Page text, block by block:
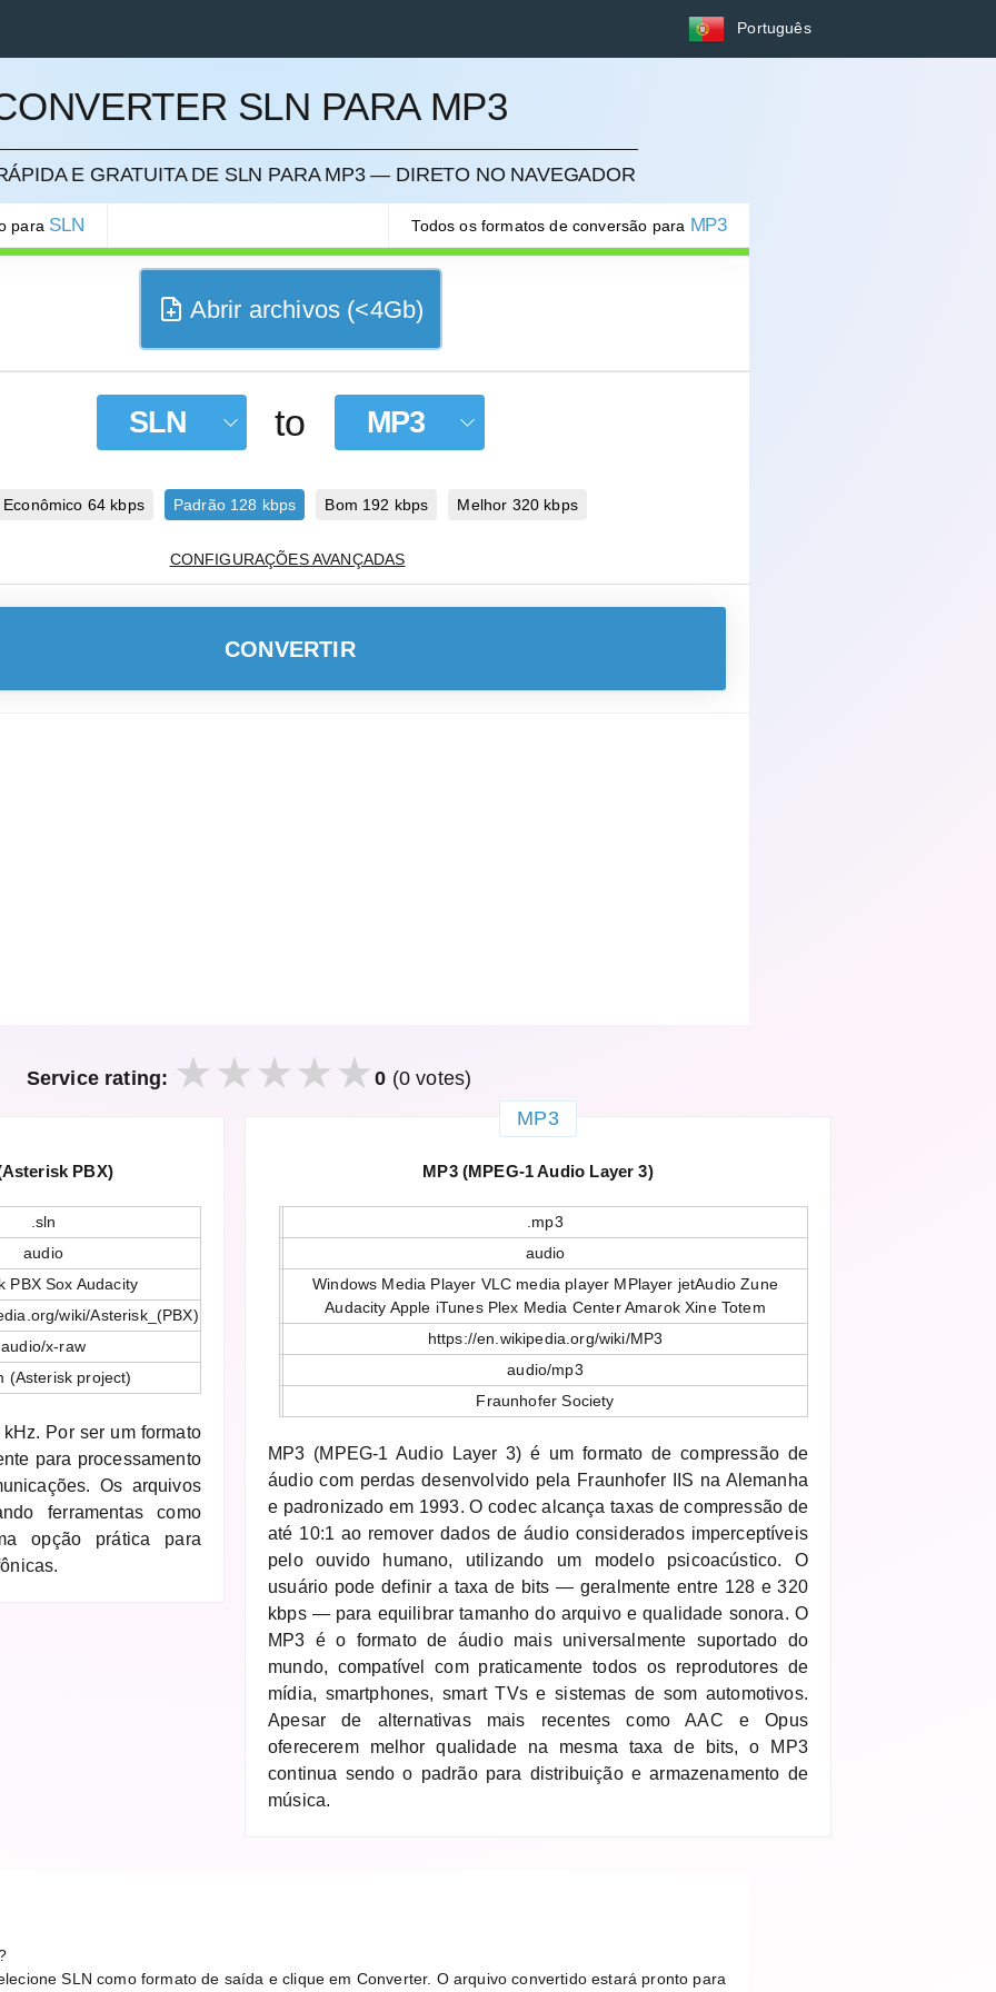
Português
SLN PARA MP3
E GRATUITA DE SLN PARA MP3 — DIRETO NO NAVEGADOR
para SLN Todos os formatos de conversão para MP3
Abrir archivos (<4Gb)
SLN to MP3
Econômico 64 kbps Padrão 128 kbps Bom 192 kbps Melhor 320 kbps
CONFIGURAÇÕES AVANÇADAS
CONVERTIR
Service rating: 0 (0 votes)
PBX)
.sln
audio
PBX Sox Audacity
wiki/Asterisk_(PBX)
audio/x-raw
(Asterisk project)
Por ser um formato
para processamento
Os arquivos
ferramentas como
opção prática para
MP3
MP3 (MPEG-1 Audio Layer 3)
.mp3
audio
Windows Media Player VLC media player MPlayer jetAudio Zune
Audacity Apple iTunes Plex Media Center Amarok Xine Totem
https://en.wikipedia.org/wiki/MP3
audio/mp3
Fraunhofer Society
MP3 (MPEG-1 Audio Layer 3) é um formato de compressão de
áudio com perdas desenvolvido pela Fraunhofer IIS na Alemanha
e padronizado em 1993. O codec alcança taxas de compressão de
até 10:1 ao remover dados de áudio considerados imperceptíveis
pelo ouvido humano, utilizando um modelo psicoacústico. O
usuário pode definir a taxa de bits — geralmente entre 128 e 320
kbps — para equilibrar tamanho do arquivo e qualidade sonora. O
MP3 é o formato de áudio mais universalmente suportado do
mundo, compatível com praticamente todos os reprodutores de
mídia, smartphones, smart TVs e sistemas de som automotivos.
Apesar de alternativas mais recentes como AAC e Opus
oferecerem melhor qualidade na mesma taxa de bits, o MP3
continua sendo o padrão para distribuição e armazenamento de
música.
SLN como formato de saída e clique em Converter. O arquivo convertido estará pronto para